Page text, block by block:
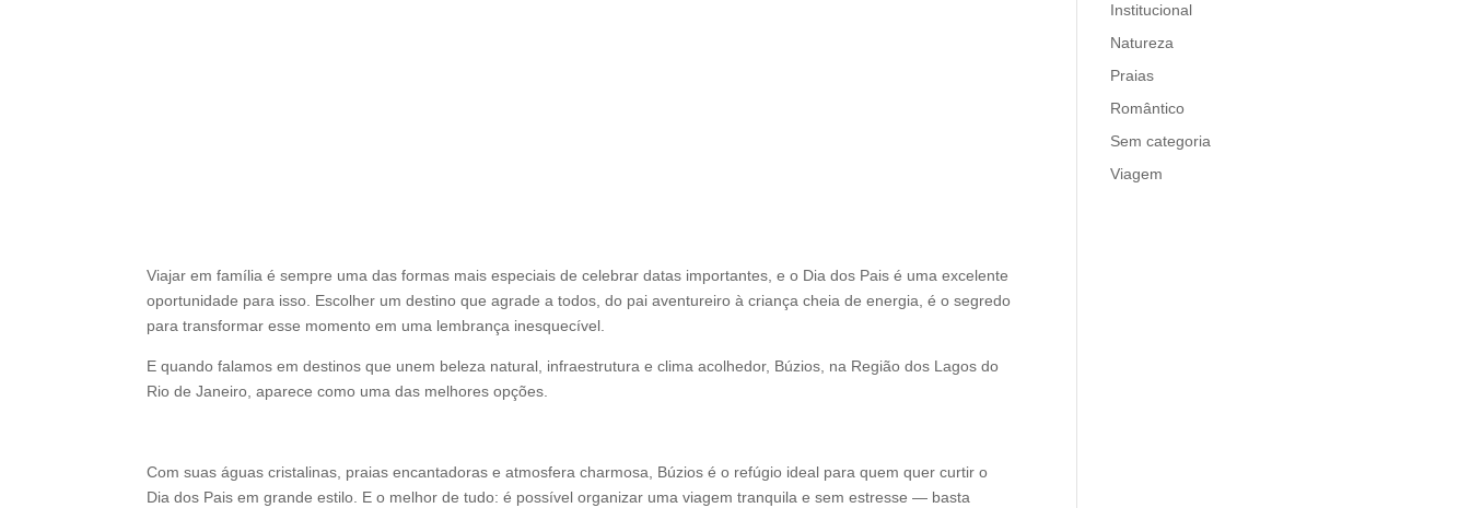
Viajar em família é sempre uma das formas mais especiais de celebrar datas importantes, e o Dia dos Pais é uma excelente
oportunidade para isso. Escolher um destino que agrade a todos, do pai aventureiro à criança cheia de energia, é o segredo
para transformar esse momento em uma lembrança inesquecível.
E quando falamos em destinos que unem beleza natural, infraestrutura e clima acolhedor, Búzios, na Região dos Lagos do
Rio de Janeiro, aparece como uma das melhores opções.
Com suas águas cristalinas, praias encantadoras e atmosfera charmosa, Búzios é o refúgio ideal para quem quer curtir o
Dia dos Pais em grande estilo. E o melhor de tudo: é possível organizar uma viagem tranquila e sem estresse — basta
Institucional
Natureza
Praias
Romântico
Sem categoria
Viagem